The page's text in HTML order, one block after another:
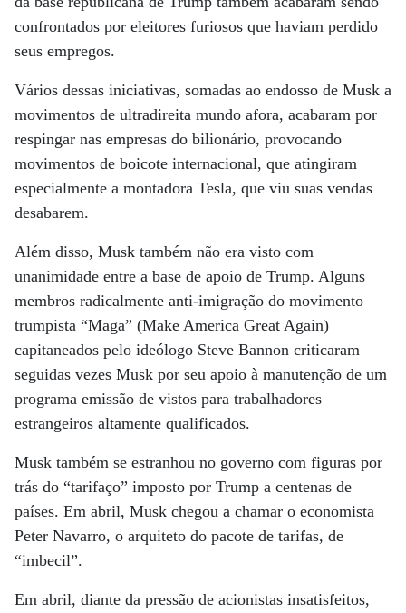
confrontados por eleitores furiosos que haviam perdido
seus empregos.
Vários dessas iniciativas, somadas ao endosso de Musk a
movimentos de ultradireita mundo afora, acabaram por
respingar nas empresas do bilionário, provocando
movimentos de boicote internacional, que atingiram
especialmente a montadora Tesla, que viu suas vendas
desabarem.
Além disso, Musk também não era visto com
unanimidade entre a base de apoio de Trump. Alguns
membros radicalmente anti-imigração do movimento
trumpista “Maga” (Make America Great Again)
capitaneados pelo ideólogo Steve Bannon criticaram
seguidas vezes Musk por seu apoio à manutenção de um
programa emissão de vistos para trabalhadores
estrangeiros altamente qualificados.
Musk também se estranhou no governo com figuras por
trás do “tarifaço” imposto por Trump a centenas de
países. Em abril, Musk chegou a chamar o economista
Peter Navarro, o arquiteto do pacote de tarifas, de
“imbecil”.
Em abril, diante da pressão de acionistas insatisfeitos,